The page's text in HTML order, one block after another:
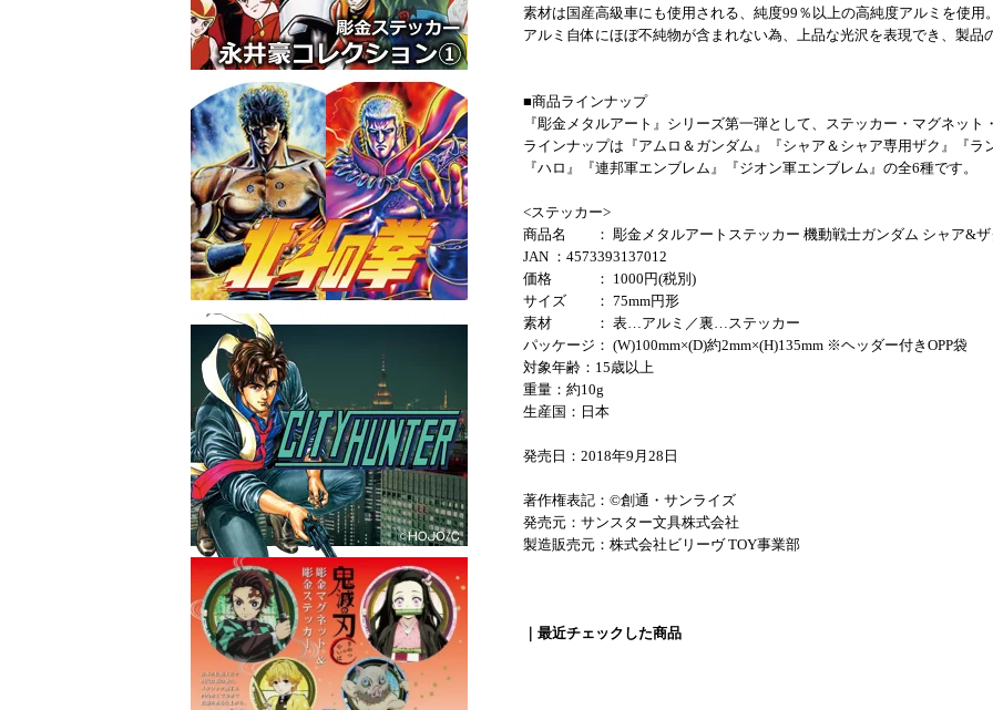
素材は国産高級車にも使用される、純度99％以上の高純度アルミを使用
アルミ自体にほぼ不純物が含まれない為、上品な光沢を表現でき、製品
■商品ラインナップ
『彫金メタルアート』シリーズ第一弾として、ステッカー・マグネッ
ラインナップは『アムロ＆ガンダム』『シャア＆シャア専用ザク』『ラ
『ハロ』『連邦軍エンブレム』『ジオン軍エンブレム』の全6種です。
<ステッカー>
商品名 ： 彫金メタルアートステッカー 機動戦士ガンダム シャア&ザ
JAN ：4573393137012
価格 ： 1000円(税別)
サイズ ： 75mm円形
素材 ： 表…アルミ／裏…ステッカー
パッケージ： (W)100mm×(D)約2mm×(H)135mm ※ヘッダー付きOPP袋
対象年齢：15歳以上
重量：約10g
生産国：日本
発売日：2018年9月28日
著作権表記：©創通・サンライズ
発売元：サンスター文具株式会社
製造販売元：株式会社ビリーヴ TOY事業部
｜最近チェックした商品